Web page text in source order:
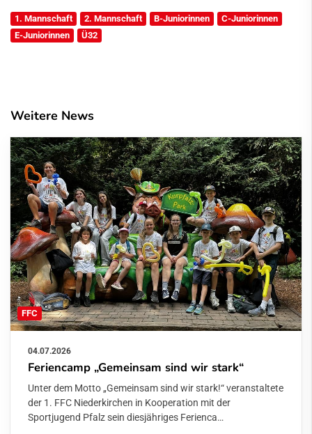
1. Mannschaft 2. Mannschaft B-Juniorinnen
C-Juniorinnen
E-Juniorinnen
Ü32
Weitere News
FFC
04.07.2026
Feriencamp „Gemeinsam sind wir stark“
Unter dem Motto „Gemeinsam sind wir stark!“ veranstaltete
der 1. FFC Niederkirchen in Kooperation mit der
Sportjugend Pfalz sein diesjähriges Ferienca…